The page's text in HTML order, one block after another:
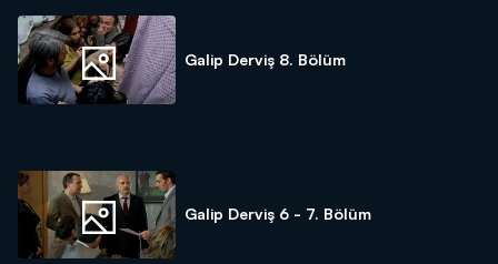
Galip Derviş 8. Bölüm
Galip Derviş 6 - 7. Bölüm